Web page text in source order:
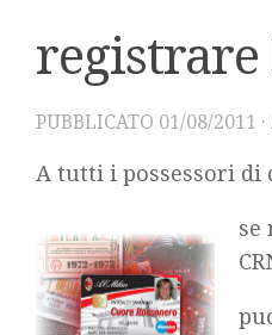
registrare
PUBBLICATO 01/08/2011
A tutti i possessori di
se